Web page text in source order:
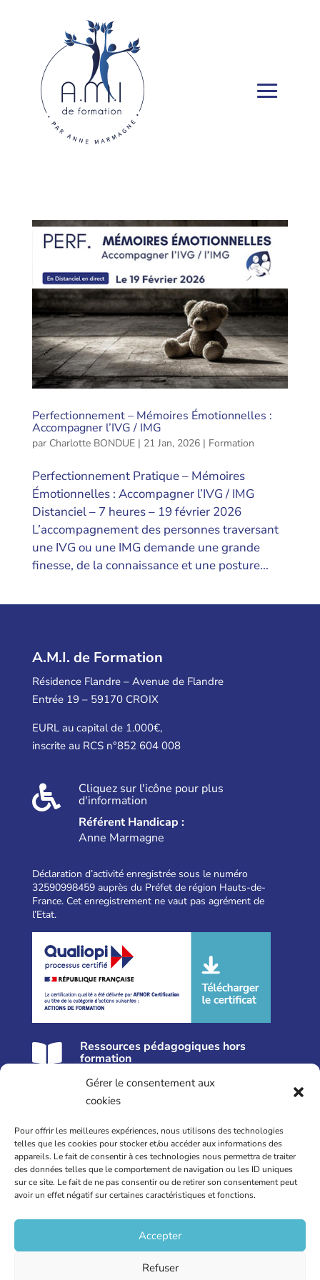
Gérer le consentement aux
cookies
Pour offrir les meilleures expériences, nous utilisons des technologies
telles que les cookies pour stocker et/ou accéder aux informations des
appareils. Le fait de consentir à ces technologies nous permettra de traiter
des données telles que le comportement de navigation ou les ID uniques
sur ce site. Le fait de ne pas consentir ou de retirer son consentement peut
avoir un effet négatif sur certaines caractéristiques et fonctions.
Accepter
Refuser
Perfectionnement – Mémoires Émotionnelles :
Accompagner l’IVG / IMG
par Charlotte BONDUE| 21 Jan, 2026| Formation
Perfectionnement Pratique – Mémoires
Émotionnelles : Accompagner l’IVG / IMG
Distanciel – 7 heures – 19 février 2026
L’accompagnement des personnes traversant
une IVG ou une IMG demande une grande
finesse, de la connaissance et une posture...
A.M.I. de Formation
Résidence Flandre – Avenue de Flandre
Entrée 19 – 59170 CROIX
EURL au capital de 1.000€,
inscrite au RCS n°852 604 008
 Cliquez sur l'icône pour plus
d'information
Référent Handicap :
Anne Marmagne
Déclaration d’activité enregistrée sous le numéro
32590998459 auprès du Préfet de région Hauts-de-
France. Cet enregistrement ne vaut pas agrément de
l’Etat.
 Ressources pédagogiques hors
formation
Nos formations près de Lille
Formation Réflexologie
Formation Périnatalité
Formation Posture Professionnelle
Supervisions
Formations intra sur-mesure
07 69 688 677